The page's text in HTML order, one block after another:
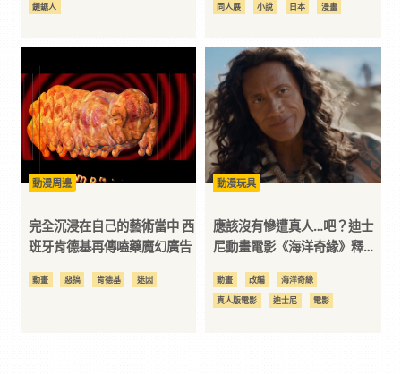
鏈鋸人 同人展 小說 日本 漫畫
動漫周邊
完全沉浸在自己的藝術當中 西
班牙肯德基再傳嗑藥魔幻廣告
動畫 惡搞 肯德基 迷因
動漫玩具
應該沒有慘遭真人…吧？迪士
尼動畫電影《海洋奇緣》釋出
石強森登場
動畫 改編 海洋奇緣
真人版電影 迪士尼 電影